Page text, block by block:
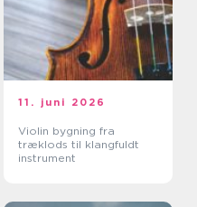
11. juni 2026
Violin bygning fra
træklods til klangfuldt
instrument